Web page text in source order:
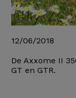
12/06/2018
De Axxome II
GT en GTR.